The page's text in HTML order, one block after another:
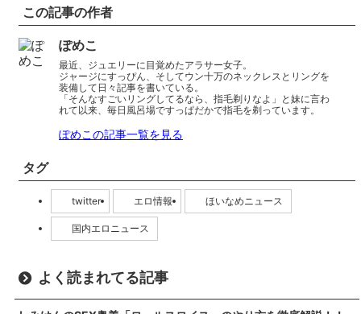
この記事の作者
ぽめこ
最近、ジュエリーに目覚めたアラサー女子。
ジャージにすっぴん、そしてウン十万のネックレスとリングを
装備して日々記事を書いている。
「そんなすごいリングしてるなら、指毛剃りなよ」と妹に言わ
れて以来、毎日風呂場ですっぱだかで指毛を剃っています。
ぽめこの記事一覧を見る
タグ
twitter エロ情報 ほいなめニュース
国内エロニュース
よく読まれてる記事